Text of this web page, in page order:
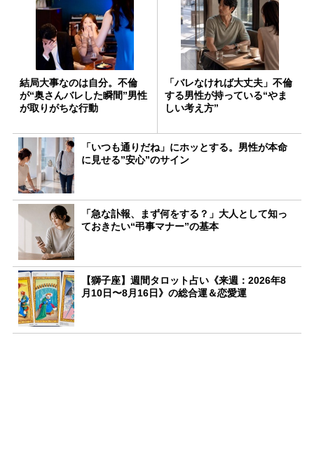
結局大事なのは自分。不倫
が“奥さんバレした瞬間”男性
が取りがちな行動
「バレなければ大丈夫」不倫
する男性が持っている“やま
しい考え方”
「いつも通りだね」にホッとする。男性が本命
に見せる”安心”のサイン
「急な訃報、まず何をする？」大人として知っ
ておきたい“弔事マナー”の基本
【獅子座】週間タロット占い《来週：2026年8
月10日〜8月16日》の総合運＆恋愛運